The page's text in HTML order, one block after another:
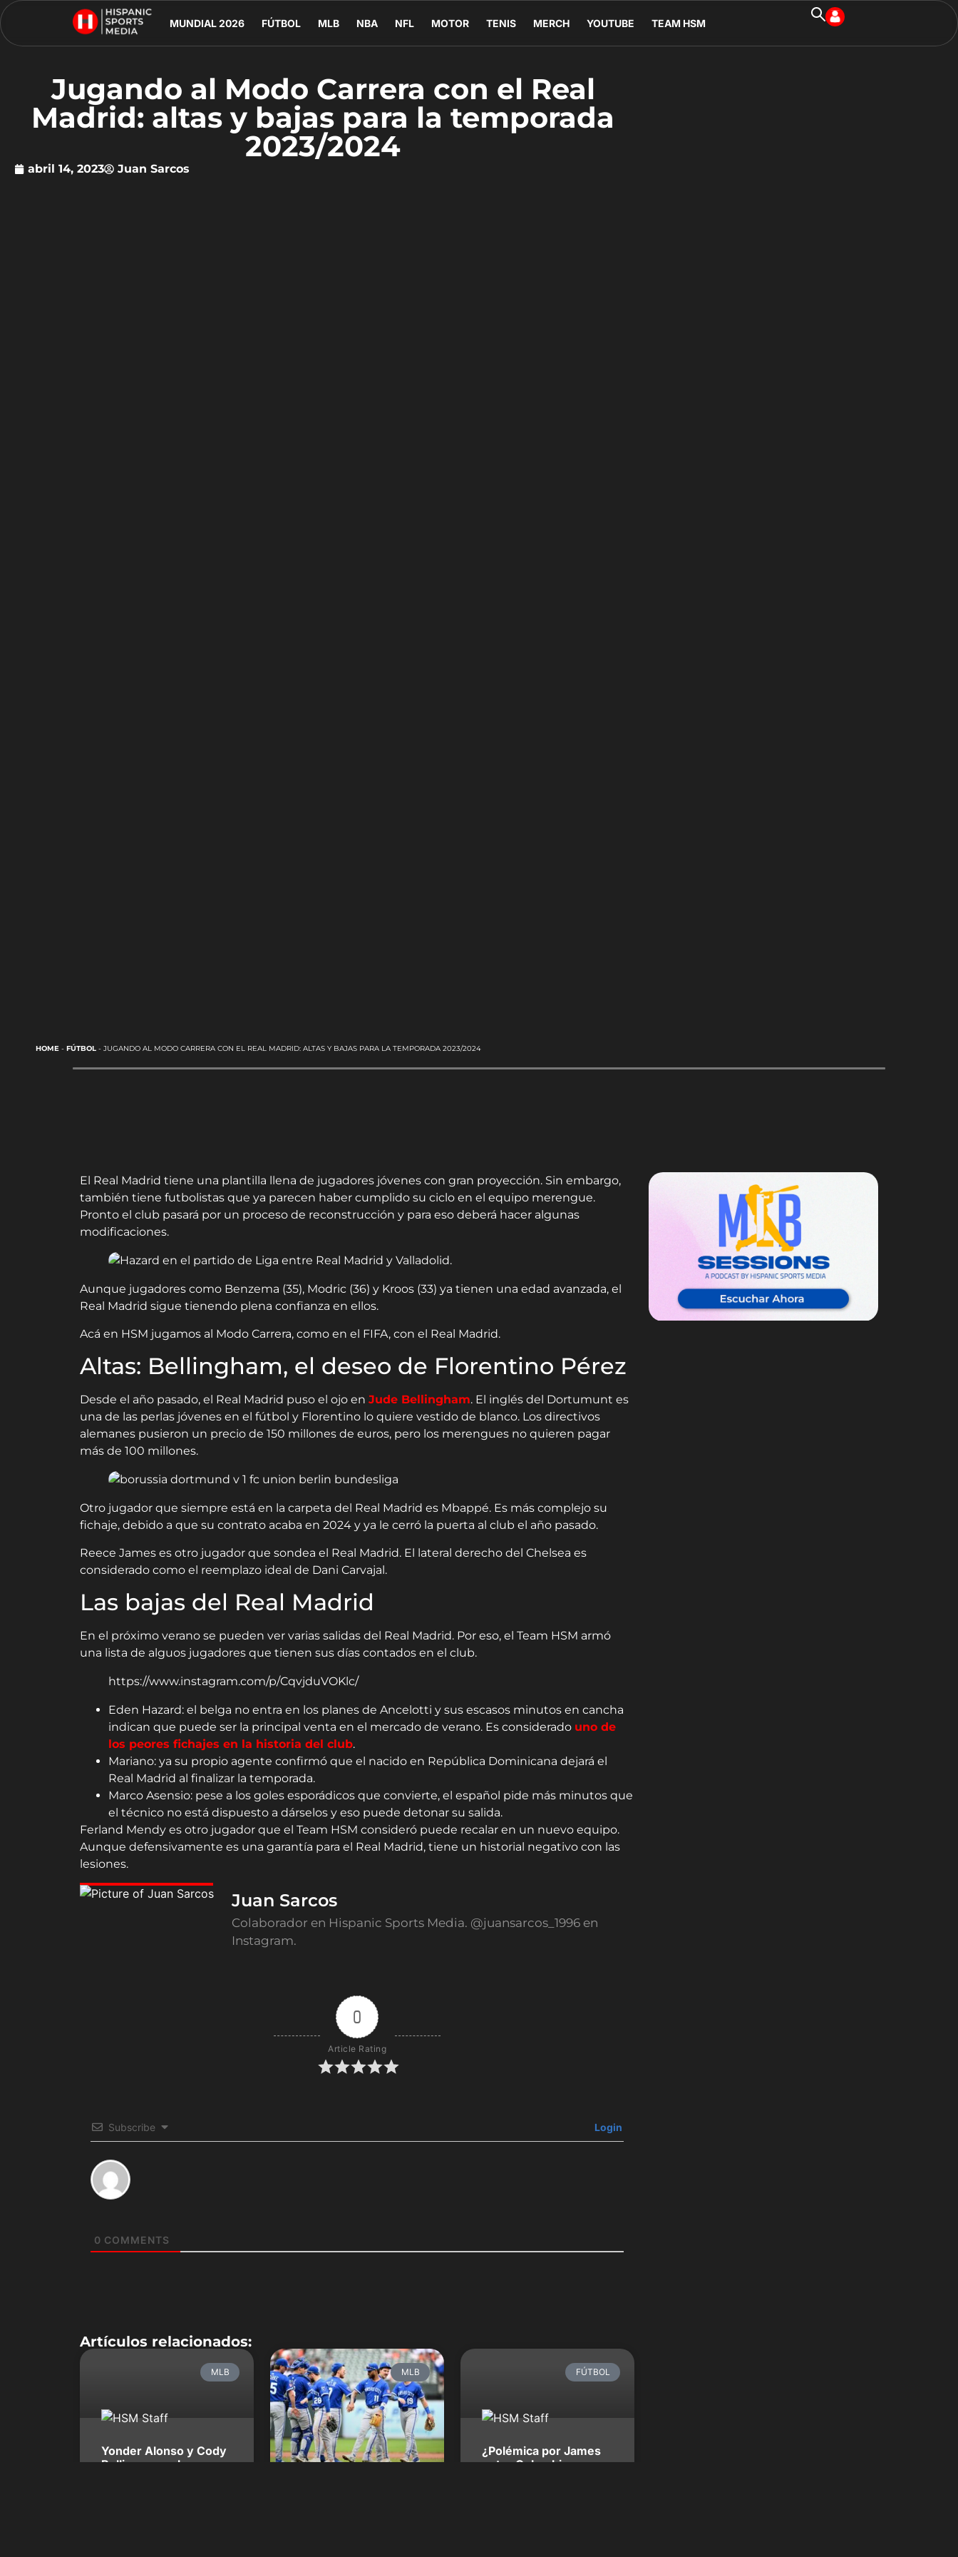
MUNDIAL 2026 FÚTBOL MLB NBA NFL MOTOR TENIS MERCH YOUTUBE TEAM HSM
Jugando al Modo Carrera con el Real
Madrid: altas y bajas para la temporada
2023/2024
abril 14, 2023 Juan Sarcos
HOME- FÚTBOL- JUGANDO AL MODO CARRERA CON EL REAL MADRID: ALTAS Y BAJAS PARA LA TEMPORADA 2023/2024
El Real Madrid tiene una plantilla llena de jugadores jóvenes con gran proyección. Sin embargo,
también tiene futbolistas que ya parecen haber cumplido su ciclo en el equipo merengue.
Pronto el club pasará por un proceso de reconstrucción y para eso deberá hacer algunas
modificaciones.
Aunque jugadores como Benzema (35), Modric (36) y Kroos (33) ya tienen una edad avanzada, el
Real Madrid sigue tienendo plena confianza en ellos.
Acá en HSM jugamos al Modo Carrera, como en el FIFA, con el Real Madrid.
Altas: Bellingham, el deseo de Florentino Pérez
Desde el año pasado, el Real Madrid puso el ojo en Jude Bellingham. El inglés del Dortumunt es
una de las perlas jóvenes en el fútbol y Florentino lo quiere vestido de blanco. Los directivos
alemanes pusieron un precio de 150 millones de euros, pero los merengues no quieren pagar
más de 100 millones.
Otro jugador que siempre está en la carpeta del Real Madrid es Mbappé. Es más complejo su
fichaje, debido a que su contrato acaba en 2024 y ya le cerró la puerta al club el año pasado.
Reece James es otro jugador que sondea el Real Madrid. El lateral derecho del Chelsea es
considerado como el reemplazo ideal de Dani Carvajal.
Las bajas del Real Madrid
En el próximo verano se pueden ver varias salidas del Real Madrid. Por eso, el Team HSM armó
una lista de alguos jugadores que tienen sus días contados en el club.
https://www.instagram.com/p/CqvjduVOKlc/
Eden Hazard: el belga no entra en los planes de Ancelotti y sus escasos minutos en cancha
indican que puede ser la principal venta en el mercado de verano. Es considerado uno de
los peores fichajes en la historia del club.
Mariano: ya su propio agente confirmó que el nacido en República Dominicana dejará el
Real Madrid al finalizar la temporada.
Marco Asensio: pese a los goles esporádicos que convierte, el español pide más minutos que
el técnico no está dispuesto a dárselos y eso puede detonar su salida.
Ferland Mendy es otro jugador que el Team HSM consideró puede recalar en un nuevo equipo.
Aunque defensivamente es una garantía para el Real Madrid, tiene un historial negativo con las
lesiones.
Juan Sarcos
Colaborador en Hispanic Sports Media. @juansarcos_1996 en
Instagram.
0
Article Rating
Subscribe Login
0 COMMENTS
Artículos relacionados:
MLB
Yonder Alonso y Cody
Bellinger son los
MLB FÚTBOL
¿Polémica por James
entre Colombia y